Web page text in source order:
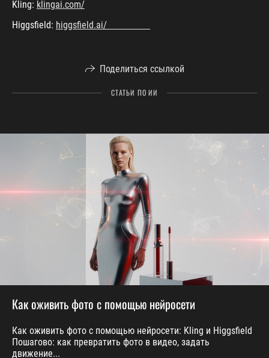
Kling: klingai.com/
Higgsfield: higgsfield.ai/
Поделиться ссылкой
СТАТЬИ ПО ИИ
Как оживить фото с помощью нейросети
Как оживить фото с помощью нейросети: Kling и Higgsfield
Пошагово: как превратить фото в видео, задать
движение...